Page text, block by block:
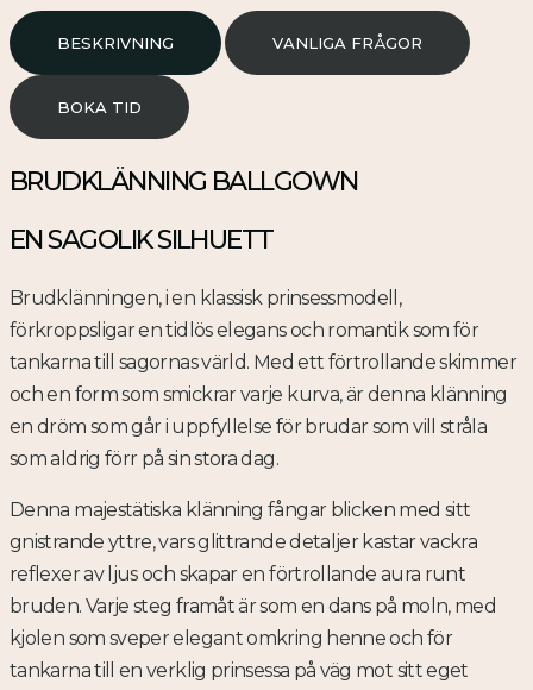
BESKRIVNING VANLIGA FRÅGOR
BOKA TID
BRUDKLÄNNING BALLGOWN
EN SAGOLIK SILHUETT
Brudklänningen, i en klassisk prinsessmodell,
förkroppsligar en tidlös elegans och romantik som för
tankarna till sagornas värld. Med ett förtrollande skimmer
och en form som smickrar varje kurva, är denna klänning
en dröm som går i uppfyllelse för brudar som vill stråla
som aldrig förr på sin stora dag.
Denna majestätiska klänning fångar blicken med sitt
gnistrande yttre, vars glittrande detaljer kastar vackra
reflexer av ljus och skapar en förtrollande aura runt
bruden. Varje steg framåt är som en dans på moln, med
kjolen som sveper elegant omkring henne och för
tankarna till en verklig prinsessa på väg mot sitt eget